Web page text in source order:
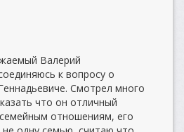
Валерий
к вопросу о
Смотрел много
что он отличный
отношениям, его